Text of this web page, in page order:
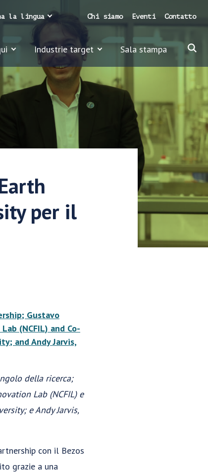
Industrie target Sala stampa
Chi siamo Eventi Contatto
la lingua
per il
della ricerca;
Lab (NCFIL) e
e Andy Jarvis,
con il Bezos
grazie a una